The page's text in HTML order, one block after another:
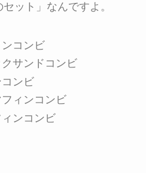
ット」なんですよ。
コンビ
サンドコンビ
ンビ
ィンコンビ
ンコンビ